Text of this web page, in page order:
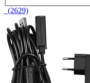
(2629)